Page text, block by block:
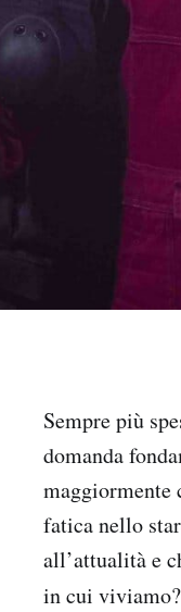
Sempre più
domanda
maggiormente
fatica nello
all’attualità e
in cui